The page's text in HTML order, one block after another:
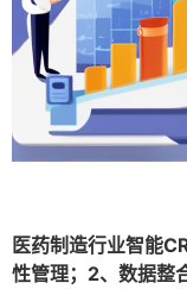
医药制造行业智能
性管理；2、数据整